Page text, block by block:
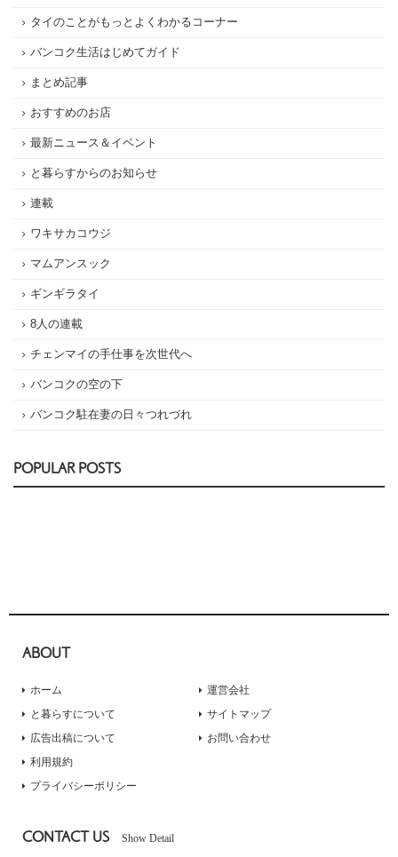
タイのことがもっとよくわかるコーナー
バンコク生活はじめてガイド
まとめ記事
おすすめのお店
最新ニュース＆イベント
と暮らすからのお知らせ
連載
ワキサカコウジ
マムアンスック
ギンギラタイ
8人の連載
チェンマイの手仕事を次世代へ
バンコクの空の下
バンコク駐在妻の日々つれづれ
POPULAR POSTS
ABOUT
ホーム
と暮らすについて
広告出稿について
運営会社
サイトマップ
お問い合わせ
利用規約
プライバシーポリシー
CONTACT US Show Detail